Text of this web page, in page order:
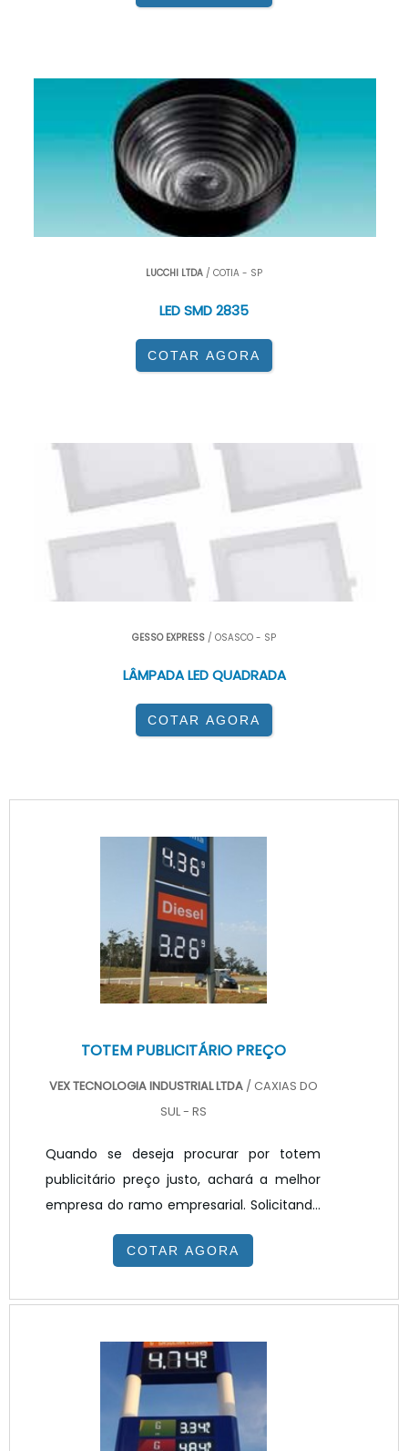
LUCCHI LTDA / COTIA - SP
LED SMD 2835
COTAR AGORA
GESSO EXPRESS / OSASCO - SP
LÂMPADA LED QUADRADA
COTAR AGORA
TOTEM PUBLICITÁRIO PREÇO
VEX TECNOLOGIA INDUSTRIAL LTDA / CAXIAS DO
SUL - RS
Quando se deseja procurar por totem
publicitário preço justo, achará a melhor
empresa do ramo empresarial. Solicitando
um orçamento na melhor empresa do
segmento e encontrando a melhor em
interesse é por totem publicitário preço
Tecnologia poderá encontrar ótima
qualidade com resolução de problemas
por meio de soluções inovadoras.TOTEM
PUBLICITÁRIO PREÇO JUSTO E ACESSÍV...
COTAR AGORA